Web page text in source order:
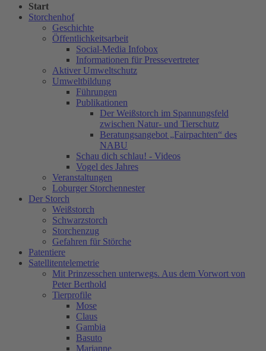
Start
Storchenhof
Geschichte
Öffentlichkeitsarbeit
Social-Media Infobox
Informationen für Pressevertreter
Aktiver Umweltschutz
Umweltbildung
Führungen
Publikationen
Der Weißstorch im Spannungsfeld
zwischen Natur- und Tierschutz
Beratungsangebot „Fairpachten“ des
NABU
Schau dich schlau! - Videos
Vogel des Jahres
Veranstaltungen
Loburger Storchennester
Der Storch
Weißstorch
Schwarzstorch
Storchenzug
Gefahren für Störche
Patentiere
Satellitentelemetrie
Mit Prinzesschen unterwegs. Aus dem Vorwort von
Peter Berthold
Tierprofile
Mose
Claus
Gambia
Basuto
Marianne